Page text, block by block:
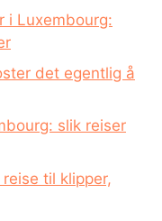
i Luxembourg:
det egentlig å
slik reiser
til klipper,